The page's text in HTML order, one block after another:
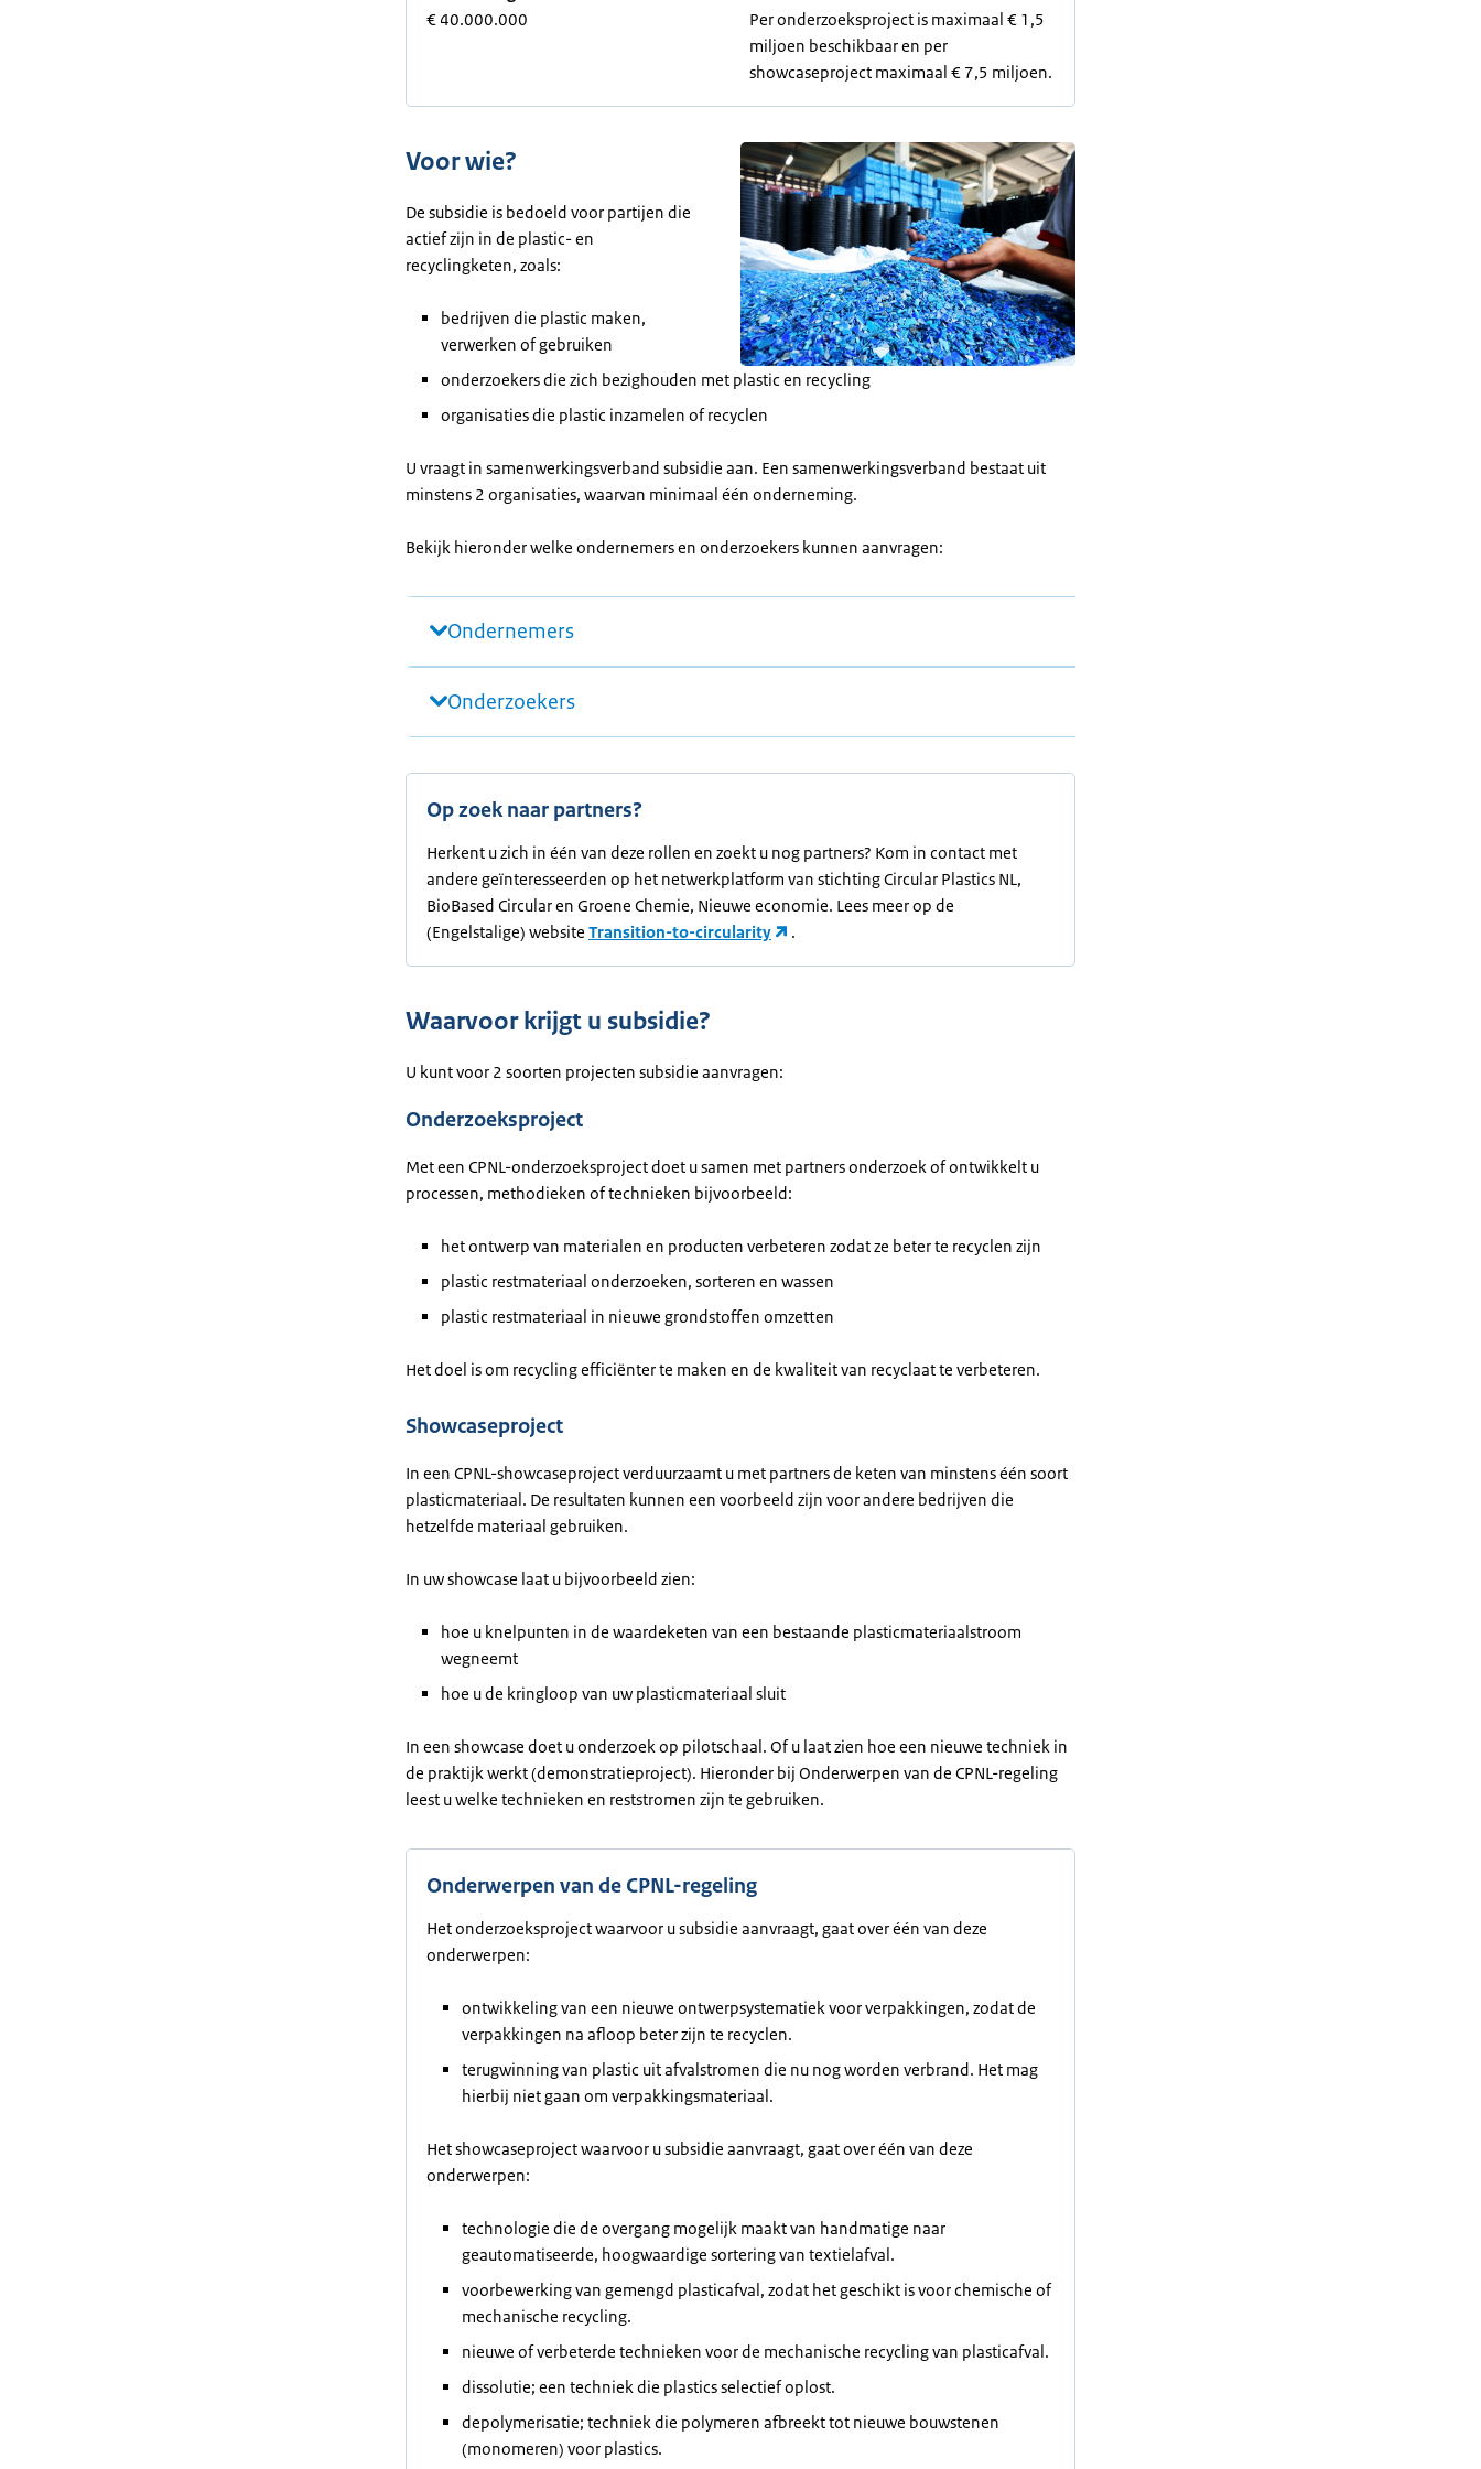
€ 40.000.000
Per onderzoeksproject is maximaal € 1,5
miljoen beschikbaar en per
showcaseproject maximaal € 7,5 miljoen.
Voor wie?
De subsidie is bedoeld voor partijen die
actief zijn in de plastic- en
recyclingketen, zoals:
bedrijven die plastic maken,
verwerken of gebruiken
onderzoekers die zich bezighouden met plastic en recycling
organisaties die plastic inzamelen of recyclen
U vraagt in samenwerkingsverband subsidie aan. Een samenwerkingsverband bestaat uit
minstens 2 organisaties, waarvan minimaal één onderneming.
Bekijk hieronder welke ondernemers en onderzoekers kunnen aanvragen:
Ondernemers
Onderzoekers
Op zoek naar partners?
Herkent u zich in één van deze rollen en zoekt u nog partners? Kom in contact met
andere geïnteresseerden op het netwerkplatform van stichting Circular Plastics NL,
BioBased Circular en Groene Chemie, Nieuwe economie. Lees meer op de
(Engelstalige) website Transition-to-circularity .
Waarvoor krijgt u subsidie?
U kunt voor 2 soorten projecten subsidie aanvragen:
Onderzoeksproject
Met een CPNL-onderzoeksproject doet u samen met partners onderzoek of ontwikkelt u
processen, methodieken of technieken bijvoorbeeld:
het ontwerp van materialen en producten verbeteren zodat ze beter te recyclen zijn
plastic restmateriaal onderzoeken, sorteren en wassen
plastic restmateriaal in nieuwe grondstoffen omzetten
Het doel is om recycling efficiënter te maken en de kwaliteit van recyclaat te verbeteren.
Showcaseproject
In een CPNL-showcaseproject verduurzaamt u met partners de keten van minstens één soort
plasticmateriaal. De resultaten kunnen een voorbeeld zijn voor andere bedrijven die
hetzelfde materiaal gebruiken.
In uw showcase laat u bijvoorbeeld zien:
hoe u knelpunten in de waardeketen van een bestaande plasticmateriaalstroom
wegneemt
hoe u de kringloop van uw plasticmateriaal sluit
In een showcase doet u onderzoek op pilotschaal. Of u laat zien hoe een nieuwe techniek in
de praktijk werkt (demonstratieproject). Hieronder bij Onderwerpen van de CPNL-regeling
leest u welke technieken en reststromen zijn te gebruiken.
Onderwerpen van de CPNL-regeling
Het onderzoeksproject waarvoor u subsidie aanvraagt, gaat over één van deze
onderwerpen:
ontwikkeling van een nieuwe ontwerpsystematiek voor verpakkingen, zodat de
verpakkingen na afloop beter zijn te recyclen.
terugwinning van plastic uit afvalstromen die nu nog worden verbrand. Het mag
hierbij niet gaan om verpakkingsmateriaal.
Het showcaseproject waarvoor u subsidie aanvraagt, gaat over één van deze
onderwerpen:
technologie die de overgang mogelijk maakt van handmatige naar
geautomatiseerde, hoogwaardige sortering van textielafval.
voorbewerking van gemengd plasticafval, zodat het geschikt is voor chemische of
mechanische recycling.
nieuwe of verbeterde technieken voor de mechanische recycling van plasticafval.
dissolutie; een techniek die plastics selectief oplost.
depolymerisatie; techniek die polymeren afbreekt tot nieuwe bouwstenen
(monomeren) voor plastics.